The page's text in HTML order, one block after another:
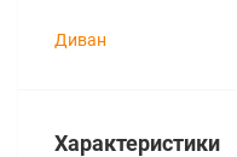
Диван
Характеристики